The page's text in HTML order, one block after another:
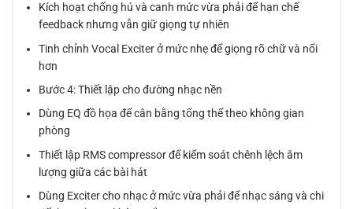
Kích hoạt chống hú và canh mức vừa phải để hạn chế
feedback nhưng vẫn giữ giọng tự nhiên
Tinh chỉnh Vocal Exciter ở mức nhẹ để giọng rõ chữ và nổi
hơn
Bước 4: Thiết lập cho đường nhạc nền
Dùng EQ đồ họa để cân bằng tổng thể theo không gian
phòng
Thiết lập RMS compressor để kiểm soát chênh lệch âm
lượng giữa các bài hát
Dùng Exciter cho nhạc ở mức vừa phải để nhạc sáng và chi